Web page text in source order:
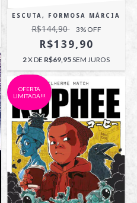
ESCUTA, FORMOSA MÁRCIA
R$144,90 3% OFF
R$139,90
2X DE R$69,95SEM JUROS
OFERTA
LIMITADA!!!